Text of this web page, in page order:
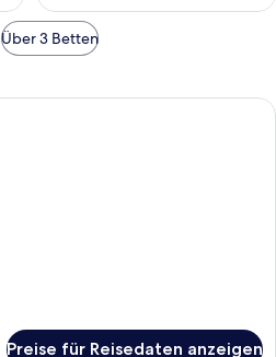
Über 3 Betten
Ein Hotelzimmer mit einem großen
Preise für Reisedaten anzeigen